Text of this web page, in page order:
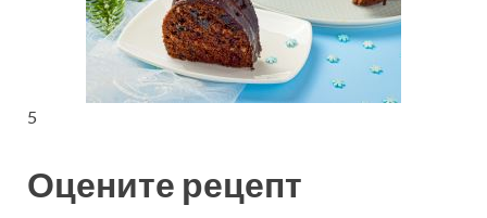
5
Оцените рецепт